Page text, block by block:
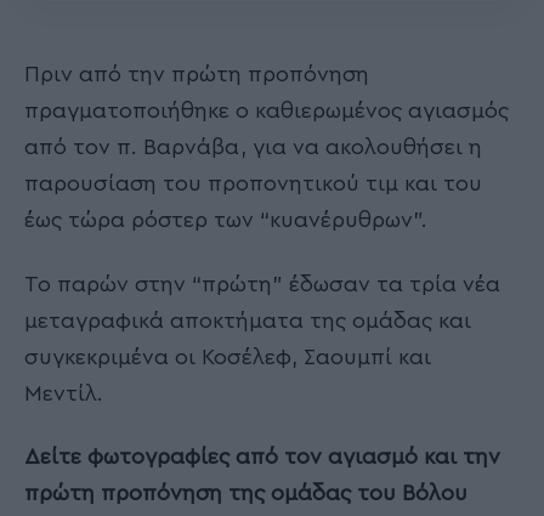
Πριν από την πρώτη προπόνηση
πραγματοποιήθηκε ο καθιερωμένος αγιασμός
από τον π. Βαρνάβα, για να ακολουθήσει η
παρουσίαση του προπονητικού τιμ και του
έως τώρα ρόστερ των “κυανέρυθρων”.
Το παρών στην “πρώτη” έδωσαν τα τρία νέα
μεταγραφικά αποκτήματα της ομάδας και
συγκεκριμένα οι Κοσέλεφ, Σαουμπί και
Μεντίλ.
Δείτε φωτογραφίες από τον αγιασμό και την
πρώτη προπόνηση της ομάδας του Βόλου